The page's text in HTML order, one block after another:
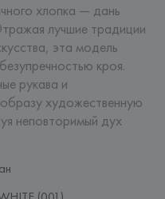
хлопка — дань
лучшие традиции
эта модель
кроя.
рукава и
художественную
неповторимый дух